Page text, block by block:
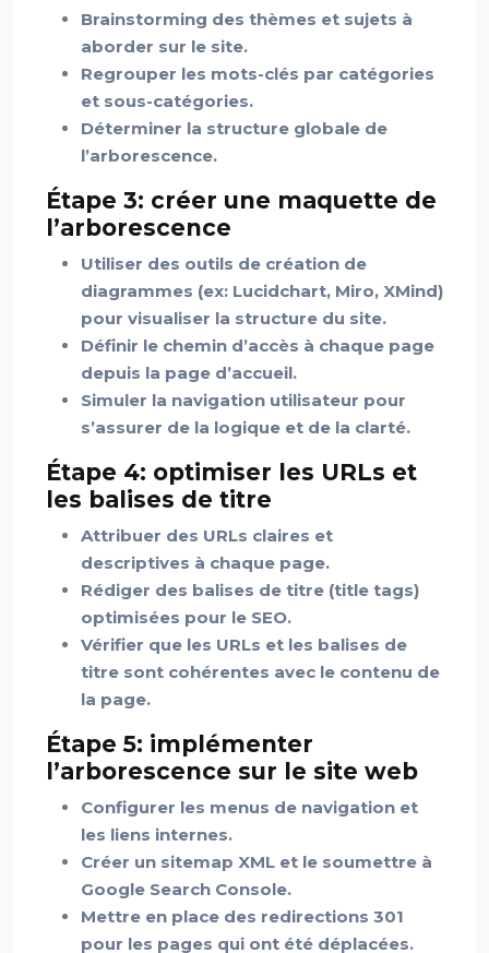
Brainstorming des thèmes et sujets à
aborder sur le site.
Regrouper les mots-clés par catégories
et sous-catégories.
Déterminer la structure globale de
l’arborescence.
Étape 3: créer une maquette de
l’arborescence
Utiliser des outils de création de
diagrammes (ex: Lucidchart, Miro, XMind)
pour visualiser la structure du site.
Définir le chemin d’accès à chaque page
depuis la page d’accueil.
Simuler la navigation utilisateur pour
s’assurer de la logique et de la clarté.
Étape 4: optimiser les URLs et
les balises de titre
Attribuer des URLs claires et
descriptives à chaque page.
Rédiger des balises de titre (title tags)
optimisées pour le SEO.
Vérifier que les URLs et les balises de
titre sont cohérentes avec le contenu de
la page.
Étape 5: implémenter
l’arborescence sur le site web
Configurer les menus de navigation et
les liens internes.
Créer un sitemap XML et le soumettre à
Google Search Console.
Mettre en place des redirections 301
pour les pages qui ont été déplacées.